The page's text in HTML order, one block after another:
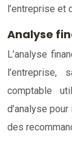
l’entreprise et
Analyse
L’analyse
l’entreprise,
comptable
d’analyse
des